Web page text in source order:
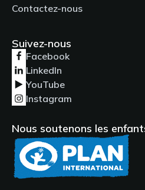
Contactez-nous
Suivez-nous
Facebook
LinkedIn
YouTube
Instagram
Nous soutenons les